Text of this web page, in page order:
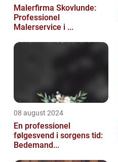
Malerfirma Skovlunde:
Professionel
Malerservice i ...
08 august 2024
En professionel
følgesvend i sorgens tid:
Bedemand...